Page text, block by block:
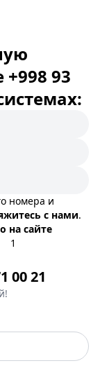
93
номера и
с нами.
на сайте
1
00 21